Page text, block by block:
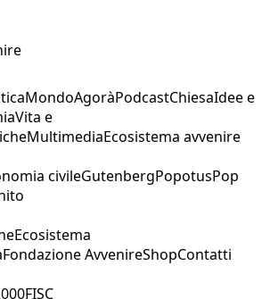
MondoAgoràPodcastChiesaIdee e
Vita e
MultimediaEcosistema avvenire
civileGutenbergPopotusPop
Ecosistema
Fondazione AvvenireShopContatti
FISC